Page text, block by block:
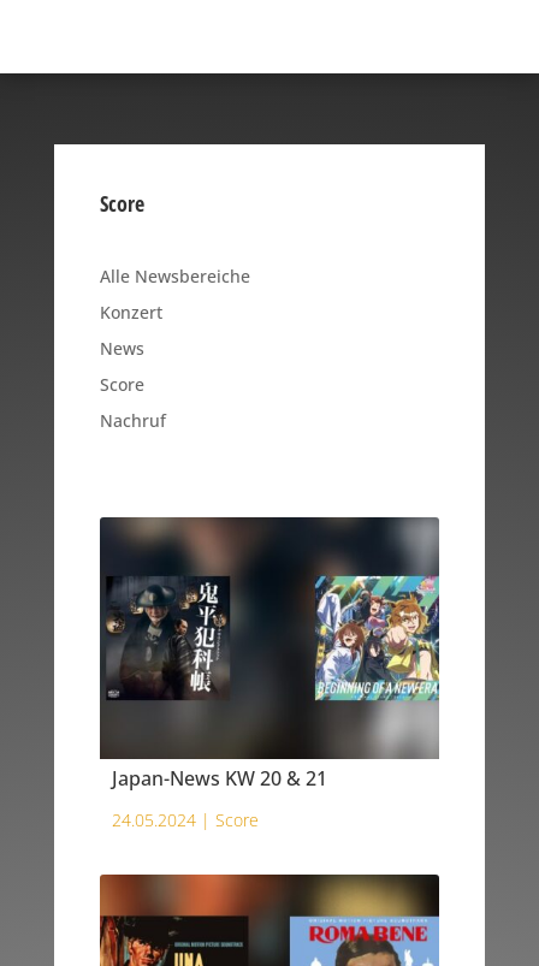
Score
Alle Newsbereiche
Konzert
News
Score
Nachruf
Japan-News KW 20 & 21
24.05.2024 | Score